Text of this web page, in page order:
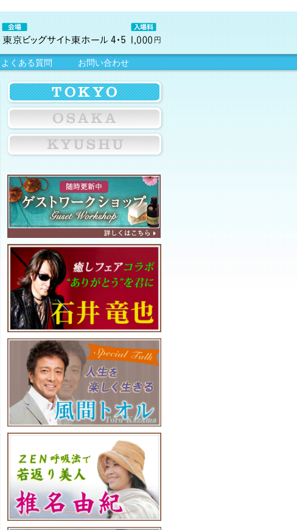
よくある質問 お問い合わせ